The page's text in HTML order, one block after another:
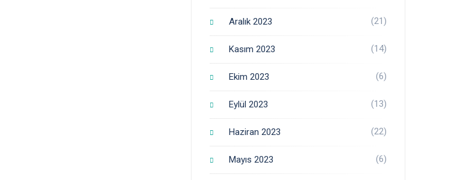
Aralık 2023 (21)
Kasım 2023 (14)
Ekim 2023 (6)
Eylül 2023 (13)
Haziran 2023 (22)
Mayıs 2023 (6)